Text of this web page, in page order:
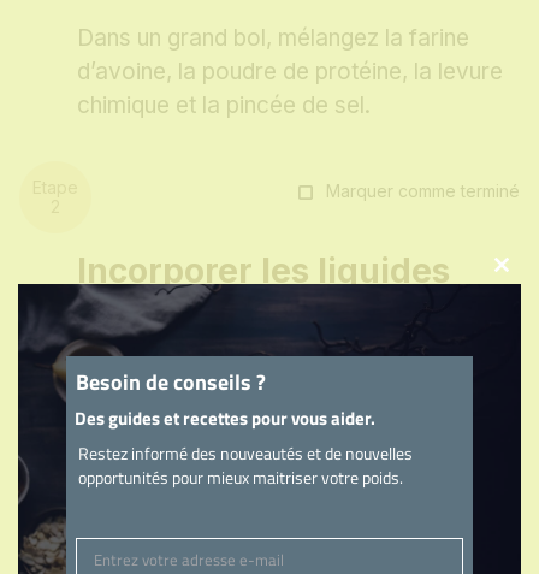
Dans un grand bol, mélangez la farine
d’avoine, la poudre de protéine, la levure
chimique et la pincée de sel.
Marquer comme terminé
Incorporer les liquides
Ajoutez les œufs, le lait végétal et l’eau.
Fouettez énergiquement jusqu’à obtenir
une pâte lisse et homogène, sans
grumeaux.
Besoin de conseils ?
Des guides et recettes pour vous aider.
Restez informé des nouveautés et de nouvelles
opportunités pour mieux maitriser votre poids.
Entrez votre adresse e-mail